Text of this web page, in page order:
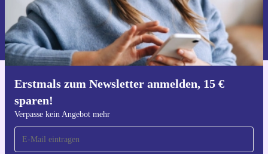
Erstmals zum Newsletter anmelden, 15 €
sparen!
Verpasse kein Angebot mehr
Gutschein anfordern
Informationen über die Verwendung personenbezogener Daten findest
du in unserer
Datenschutzerklärung.
Hol dir die refurbed-App